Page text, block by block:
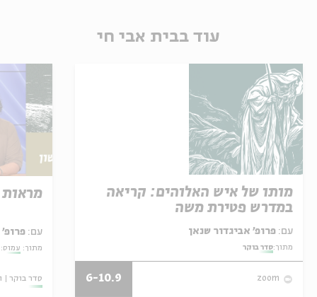
עוד בבית אבי חי
מותו של איש האלוהים: קריאה
במדרש פטירת משה
עם:
מתוך:סדר בוקר
zoom
6-10.9
עם: פרופ'
מתוך:
סדר בוקר